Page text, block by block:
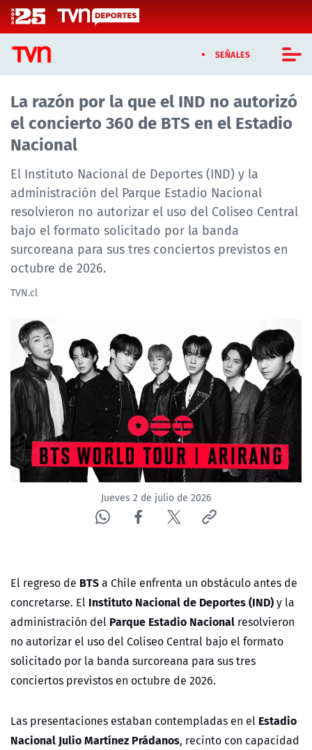
Click acá para ir directamente al contenido
SEÑALES
CASTING MASTERCHEF CHILE
CASTING TVN VERTICAL
TVN VERTICAL
TVN PLAY
PROGRAMAS
TELESERIES
NTV
ACTUALIDAD Y TENDENCIAS
CORPORATIVO Y TRANSPARENCIA
CANAL DE DENUNCIAS
ÁREA DE PROYECTOS
La razón por la que el IND no autorizó
el concierto 360 de BTS en el Estadio
Nacional
El Instituto Nacional de Deportes (IND) y la
administración del Parque Estadio Nacional
resolvieron no autorizar el uso del Coliseo Central
bajo el formato solicitado por la banda
surcoreana para sus tres conciertos previstos en
octubre de 2026.
TVN.cl
Jueves 2 de julio de 2026
El regreso de BTSa Chile enfrenta un obstáculo antes de
concretarse. El Instituto Nacional de Deportes (IND)y la
administración del Parque Estadio Nacional resolvieron
no autorizar el uso del Coliseo Central bajo el formato
solicitado por la banda surcoreana para sus tres
conciertos previstos en octubre de 2026.
Las presentaciones estaban contempladas en el Estadio
Nacional Julio Martínez Prádanos, recinto con capacidad